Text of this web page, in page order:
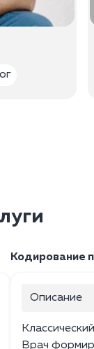
Кодирование
Описание
Врач